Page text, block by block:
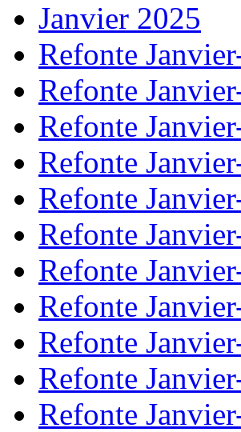
Janvier 2025
Refonte
Refonte
Refonte
Refonte
Refonte
Refonte
Refonte
Refonte
Refonte
Refonte
Refonte